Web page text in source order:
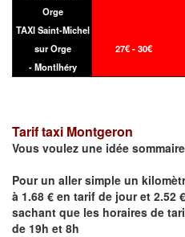
Orge
TAXI Saint-Michel
sur Orge
- Montlhéry
27€ - 30€
Tarif taxi Montgeron
Vous voulez une idée
Pour un aller simple un
à 1.68 € en tarif de jour et 2.52
sachant que les horaires de
de 19h et 8h